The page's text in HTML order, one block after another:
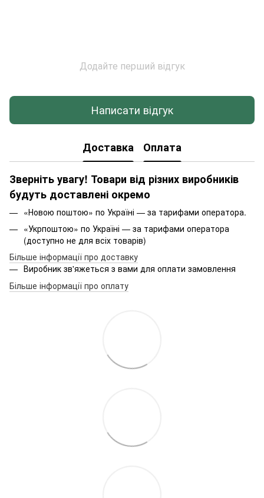
Додайте перший відгук
Написати відгук
Доставка Оплата
Зверніть увагу! Товари від різних виробників
будуть доставлені окремо
«Новою поштою» по Україні — за тарифами оператора.
«Укрпоштою» по Україні — за тарифами оператора
(доступно не для всіх товарів)
Більше інформації про доставку
Виробник зв'яжеться з вами для оплати замовлення
Більше інформації про оплату